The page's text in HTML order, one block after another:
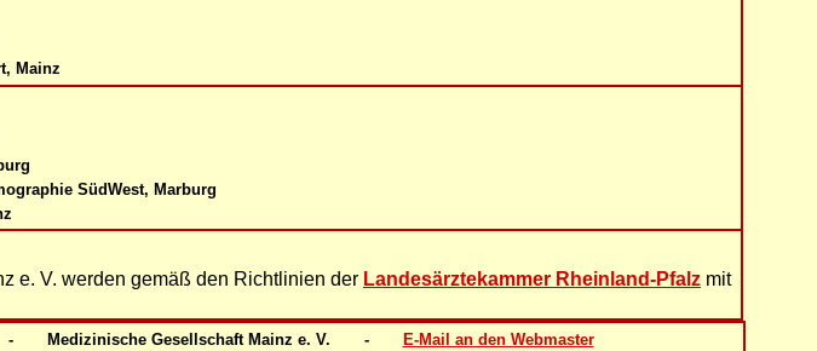
Mainz
SüdWest, Marburg
e. V. werden gemäß den Richtlinien der Landesärztekammer Rheinland-Pfalz mit
Gesellschaft Mainz e. V. - E-Mail an den Webmaster